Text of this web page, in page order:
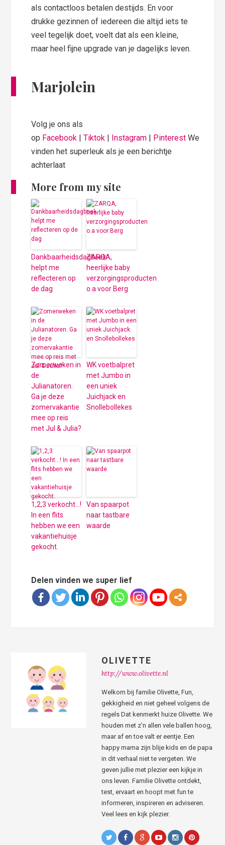
als contactloos betalen destijds. En voor
drukke gezinnen of iedereen die altijd iets te
veel tegelijk doet, voelt dat als een kleine,
maar heel fijne upgrade van je dagelijks leven.
Marjolein
Volg je ons als
op Facebook |Tiktok Instagram Pinterest We
vinden het superleuk als je een berichtje
achterlaat
More from my site
Dankbaarheidsdagboek
helpt me
reflecteren op
de dag
ZARQA,
heerlijke baby
verzorgingsproducten
o.a voor Berg
Zomerweken in
de
Julianatoren.
Ga je deze
zomervakantie
mee op reis
met Jul & Julia?
WK voetbalpret
met Jumbo in
een uniek
Juichjack en
Snollebollekes
1,2,3 verkocht…!
In een flits
hebben we een
vakantiehuisje
gekocht.
Van spaarpot
naar tastbare
waarde
Delen vinden we super lief
OLIVETTE
http://www.olivette.nl
Welkom bij familie Olivette, Fun,
gekkigheid en niet geheel volgens de
regels Dat kenmerkt huize Olivette. We
houden met z’n allen vele ballen hoog,
maar af en toe valt er eentje. Een
happy mama zijn blije kids en de papa
in dit verhaal niet te vergeten. We
geven jullie met plezier een kijkje in
ons leven. Familie Olivette ontdekt,
test, ervaart en hoopt met fun te
informeren, inspireren en adviseren.
Veel lees en kijk plezier.